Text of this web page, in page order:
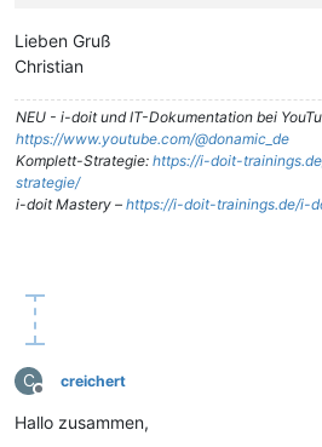
Lieben Gruß
Christian
NEU - i-doit und IT-Dokumentation bei
https://www.youtube.com/@donamic_de
Komplett-Strategie: https://i-doit-
strategie/
i-doit Mastery – https://i-doit-trainings.de/i-
C
Offline
creichert
Hallo zusammen,